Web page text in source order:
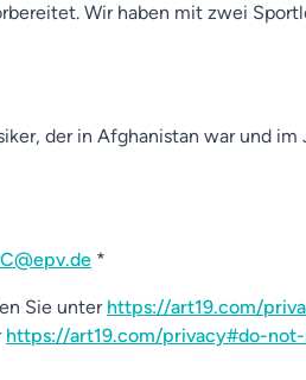
Wir haben mit zwei
der in Afghanistan war und im
*
Sie unter https://art19.com/
https://art19.com/privacy#do-